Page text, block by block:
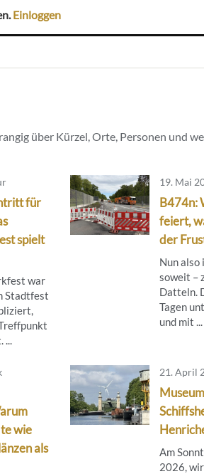
Einloggen
über Kürzel, Orte, Personen und
für
spielt
war
Stadtfest
19. Mai
B474n:
feiert,
der
Nun also
soweit –
Datteln.
Tagen
und mit ...
wie
als
21. April
Am
2026,